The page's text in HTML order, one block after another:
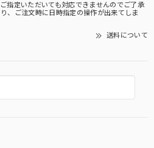
指定いただいても対応できませんのでご了承
、ご注文時に日時指定の操作が出来てしま
送料について